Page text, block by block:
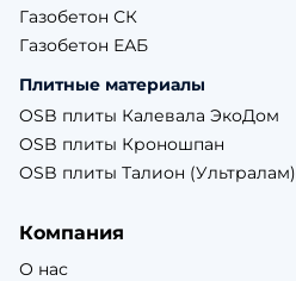
Газобетон СК
Газобетон ЕАБ
Плитные материалы
OSB плиты Калевала ЭкоДом
OSB плиты Кроношпан
OSB плиты Талион (Ультралам)
Компания
О нас